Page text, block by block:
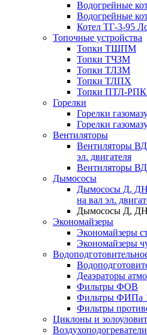
Водогрейные
Водогрейные
Котел ТГ-3-95
Топочные устройства
Топки ТШПМ
Топки ТЧЗМ
Топки ТЛЗМ
Топки ТЛПХ
Топки ПТЛ-РПК
Горелки
Горелки
Горелки
Вентиляторы
Вентиляторы
эл. двигателя
Вентиляторы
Дымососы
Дымососы Д, ДН
на вал эл.
Дымососы Д, ДН
Экономайзеры
Экономайзеры
Экономайзеры
Деаэраторы
Фильтры ФОВ
Фильтры ФИПа
Фильтры
Циклоны и